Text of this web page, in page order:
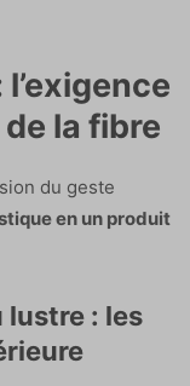
la fibre
du geste
en un produit
lustre : les